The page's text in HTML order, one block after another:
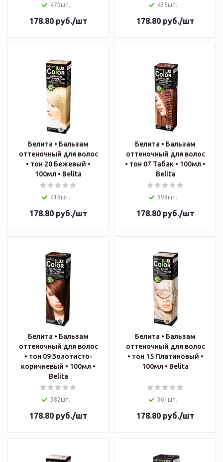
470шт.
178.80руб./шт
435шт.
178.80руб./шт
Белита • Бальзам
оттеночный для волос
• тон 20 Бежевый •
100мл • Belita
418шт.
178.80руб./шт
Белита • Бальзам
оттеночный для волос
• тон 07 Табак • 100мл •
Belita
398шт.
178.80руб./шт
Белита • Бальзам
оттеночный для волос
• тон 09 Золотисто-
коричневый • 100мл •
Belita
382шт.
178.80руб./шт
Белита • Бальзам
оттеночный для волос
• тон 15 Платиновый •
100мл • Belita
361шт.
178.80руб./шт